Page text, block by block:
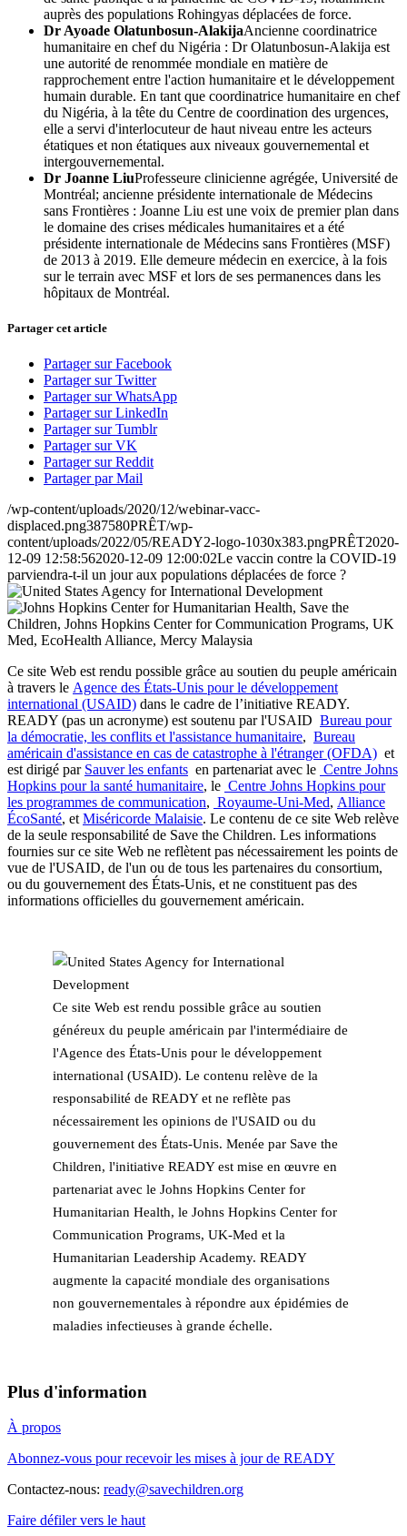
auprès des populations Rohingyas déplacées de force.
Dr Ayoade Olatunbosun-AlakijaAncienne coordinatrice
humanitaire en chef du Nigéria : Dr Olatunbosun-Alakija est
une autorité de renommée mondiale en matière de
rapprochement entre l'action humanitaire et le développement
humain durable. En tant que coordinatrice humanitaire en chef
du Nigéria, à la tête du Centre de coordination des urgences,
elle a servi d'interlocuteur de haut niveau entre les acteurs
étatiques et non étatiques aux niveaux gouvernemental et
intergouvernemental.
Dr Joanne LiuProfesseure clinicienne agrégée, Université de
Montréal; ancienne présidente internationale de Médecins
sans Frontières : Joanne Liu est une voix de premier plan dans
le domaine des crises médicales humanitaires et a été
présidente internationale de Médecins sans Frontières (MSF)
de 2013 à 2019. Elle demeure médecin en exercice, à la fois
sur le terrain avec MSF et lors de ses permanences dans les
hôpitaux de Montréal.
Partager cet article
Partager sur Facebook
Partager sur Twitter
Partager sur WhatsApp
Partager sur LinkedIn
Partager sur Tumblr
Partager sur VK
Partager sur Reddit
Partager par Mail
/wp-content/uploads/2020/12/webinar-vacc-
displaced.png387580PRÊT/wp-
content/uploads/2022/05/READY2-logo-1030x383.pngPRÊT2020-
12-09 12:58:562020-12-09 12:00:02Le vaccin contre la COVID-19
parviendra-t-il un jour aux populations déplacées de force ?
Ce site Web est rendu possible grâce au soutien du peuple américain
à travers le Agence des États-Unis pour le développement
international (USAID) dans le cadre de l’initiative READY.
READY (pas un acronyme) est soutenu par l'USAID Bureau pour
la démocratie, les conflits et l'assistance humanitaire, Bureau
américain d'assistance en cas de catastrophe à l'étranger (OFDA) et
est dirigé par Sauver les enfants en partenariat avec le Centre Johns
Hopkins pour la santé humanitaire, le Centre Johns Hopkins pour
les programmes de communication, Royaume-Uni-Med, Alliance
ÉcoSanté, et Miséricorde Malaisie. Le contenu de ce site Web relève
de la seule responsabilité de Save the Children. Les informations
fournies sur ce site Web ne reflètent pas nécessairement les points de
vue de l'USAID, de l'un ou de tous les partenaires du consortium,
ou du gouvernement des États-Unis, et ne constituent pas des
informations officielles du gouvernement américain.
Ce site Web est rendu possible grâce au soutien
généreux du peuple américain par l'intermédiaire de
l'Agence des États-Unis pour le développement
international (USAID). Le contenu relève de la
responsabilité de READY et ne reflète pas
nécessairement les opinions de l'USAID ou du
gouvernement des États-Unis. Menée par Save the
Children, l'initiative READY est mise en œuvre en
partenariat avec le Johns Hopkins Center for
Humanitarian Health, le Johns Hopkins Center for
Communication Programs, UK-Med et la
Humanitarian Leadership Academy. READY
augmente la capacité mondiale des organisations
non gouvernementales à répondre aux épidémies de
maladies infectieuses à grande échelle.
Plus d'information
À propos
Abonnez-vous pour recevoir les mises à jour de READY
Contactez-nous: ready@savechildren.org
Faire défiler vers le haut